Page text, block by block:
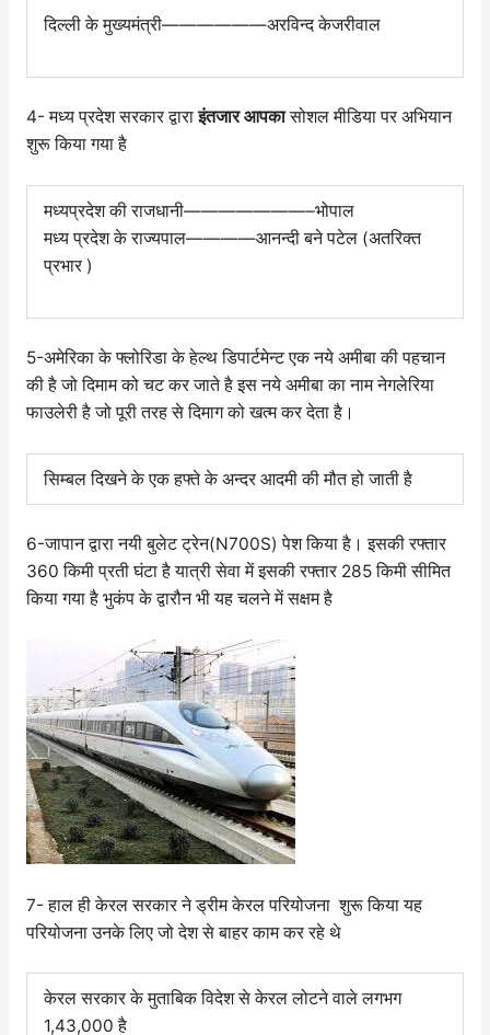
दिल्ली के मुख्यमंत्री——————अरविन्द केजरीवाल
4- मध्य प्रदेश सरकार द्वाराइंतजार आपकासोशल मीडिया पर अभियान
शुरू किया गया है
मध्यप्रदेश की राजधानी———————–भोपाल
मध्य प्रदेश के राज्यपाल————आनन्दी बने पटेल (अतरिक्त
प्रभार )
5-अमेरिका के फ्लोरिडा के हेल्थ डिपार्टमेन्ट एक नये अमीबा की पहचान
की है जो दिमाम को चट कर जाते है इस नये अमीबा का नाम नेगलेरिया
फाउलेरी है जो पूरी तरह से दिमाग को खत्म कर देता है।
सिम्बल दिखने के एक हफ्ते के अन्दर आदमी की मौत हो जाती है
6-जापान द्वारा नयी बुलेट ट्रेन(N700S) पेश किया है। इसकी रफ्तार
360 किमी प्रती घंटा है यात्री सेवा में इसकी रफ्तार 285 किमी सीमित
किया गया है भुकंप के द्वारौन भी यह चलने में सक्षम है
7- हाल ही केरल सरकार ने ड्रीम केरल परियोजना शुरू किया यह
परियोजना उनके लिए जो देश से बाहर काम कर रहे थे
केरल सरकार के मुताबिक विदेश से केरल लोटने वाले लगभग
1,43,000 है